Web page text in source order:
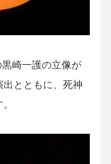
崎一護の立像が
とともに、死神